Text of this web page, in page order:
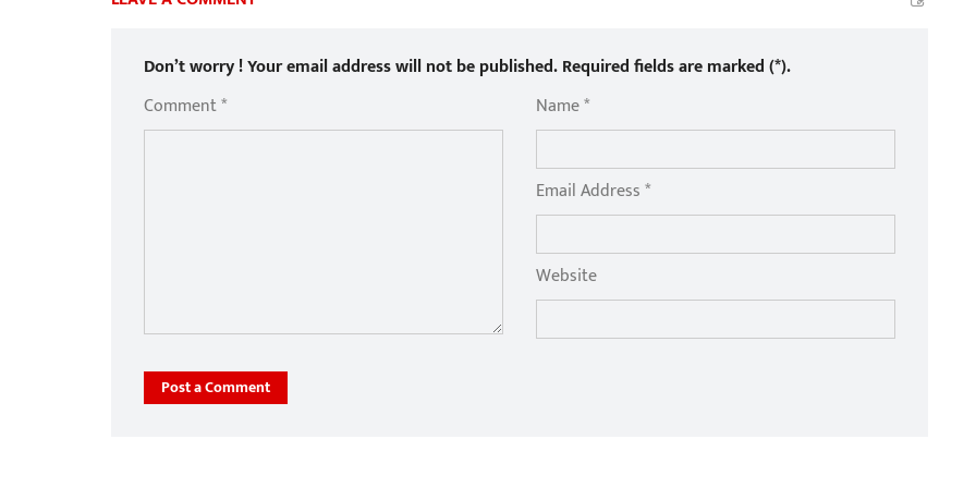
Don’t worry ! Your email address will not be published. Required fields are marked (*).
Comment *
Name *
Email Address *
Website
Post a Comment